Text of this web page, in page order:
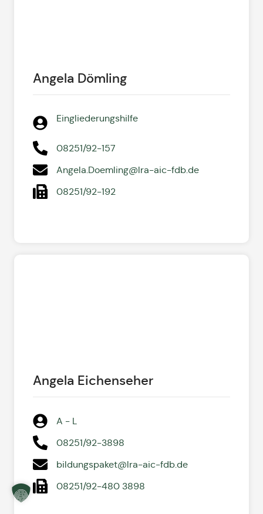
Angela Dömling
Eingliederungshilfe
08251/92-157
Angela.Doemling@lra-aic-fdb.de
08251/92-192
Angela Eichenseher
A - L
08251/92-3898
bildungspaket@lra-aic-fdb.de
08251/92-480 3898